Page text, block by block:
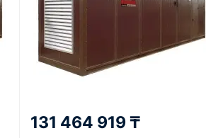
131 464 919 ₸